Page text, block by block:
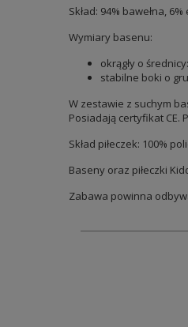
Skład: 94% bawełna,
Wymiary basenu:
okrągły o
stabilne boki o
W zestawie z suchym
Posiadają certyfikat CE.
Skład piłeczek: 100%
Baseny oraz piłeczki
Zabawa powinna